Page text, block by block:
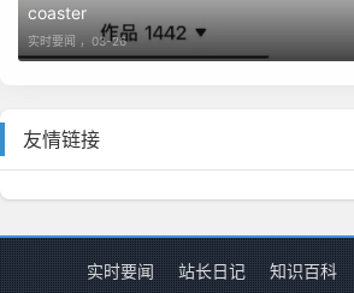
coaster
实时要闻 ， 03-26
友情链接
实时要闻 站长日记 知识百科